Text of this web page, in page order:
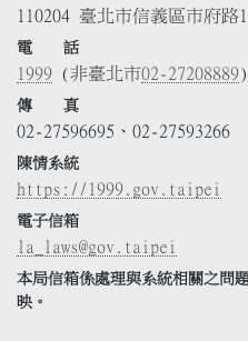
110204 臺北市信義區市府路
電 話
1999 (非臺北市02-27208889)
傳 真
02-27596695、02-27593266
陳情系統
https://1999.gov.taipei
電子信箱
la_laws@gov.taipei
本局信箱係處理與系統相關之問
映。